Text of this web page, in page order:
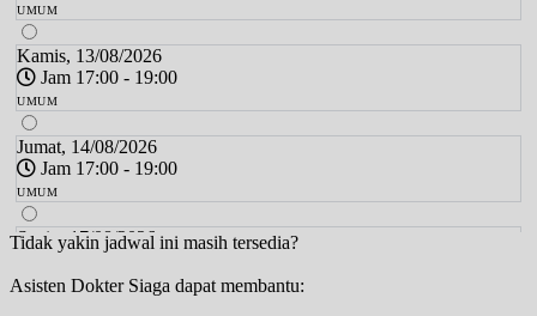
UMUM
Kamis, 13/08/2026
Jam 17:00 - 19:00
UMUM
Jumat, 14/08/2026
Jam 17:00 - 19:00
UMUM
Senin, 17/08/2026
Jam 17:00 - 19:00
UMUM
Tidak yakin jadwal ini masih tersedia?
Asisten Dokter Siaga dapat membantu: